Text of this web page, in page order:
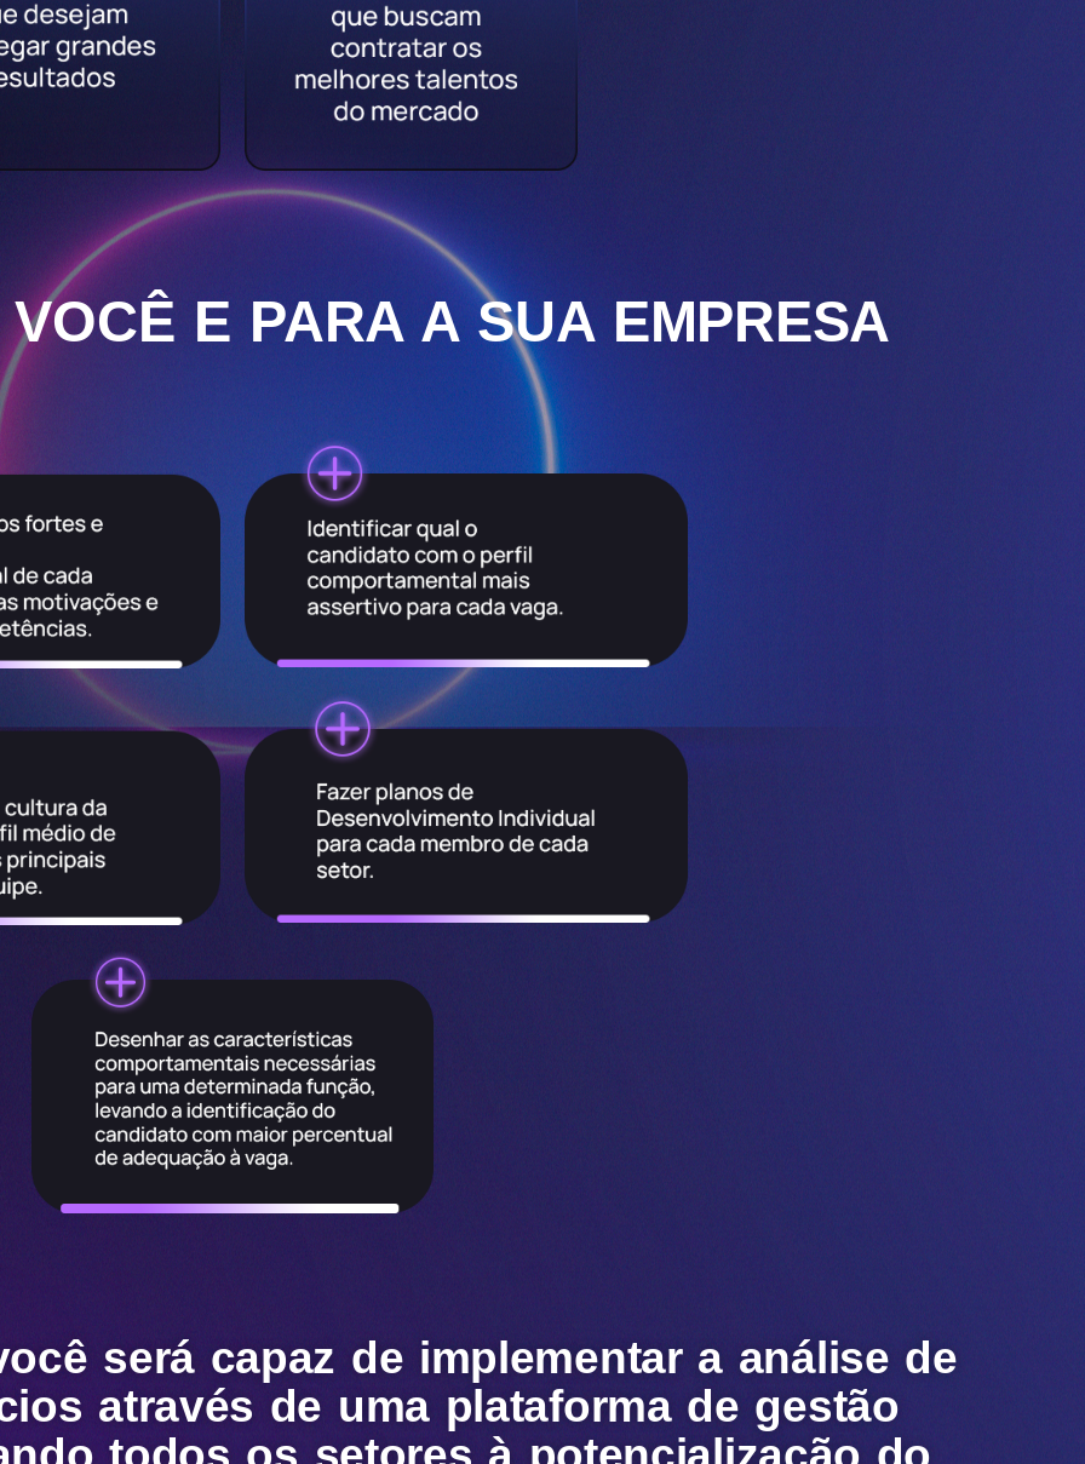
E PARA A SUA EMPRESA
será capaz de implementar a análise de
através de uma plataforma de gestão